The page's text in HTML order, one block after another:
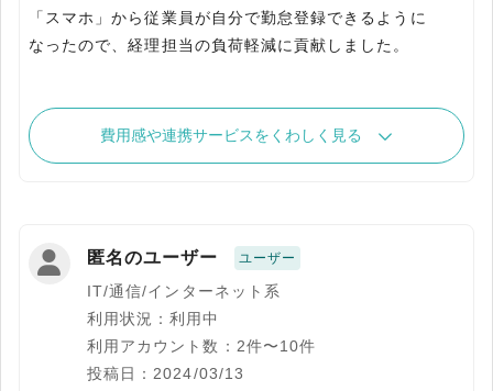
「スマホ」から従業員が自分で勤怠登録できるように
なったので、経理担当の負荷軽減に貢献しました。
費用感や連携サービスをくわしく見る
匿名のユーザー ユーザー
IT/通信/インターネット系
利用状況：利用中
利用アカウント数：2件〜10件
投稿日：2024/03/13